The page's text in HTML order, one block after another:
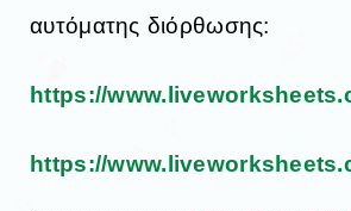
αυτόματης διόρθωσης:
https://
https://